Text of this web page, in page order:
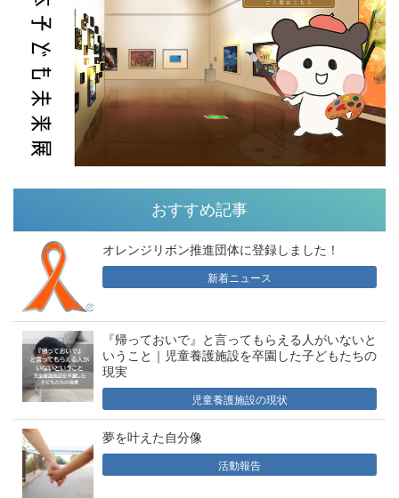
おすすめ記事
オレンジリボン推進団体に登録しました！
新着ニュース
『帰っておいで』と言ってもらえる人がいないと
いうこと｜児童養護施設を卒園した子どもたちの
現実
児童養護施設の現状
夢を叶えた自分像
活動報告